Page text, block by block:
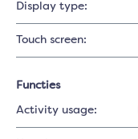
Display type:
Touch screen:
Functies
Activity usage: